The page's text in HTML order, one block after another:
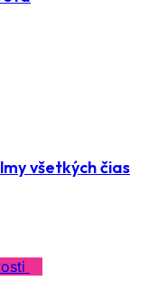
všetkých čias